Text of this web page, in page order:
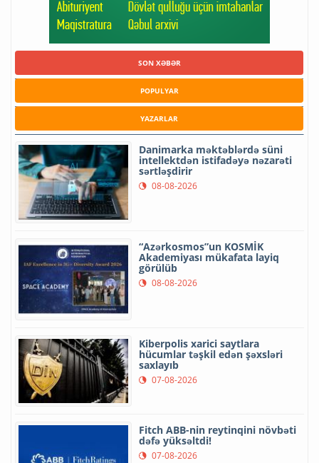
SON XƏBƏR
POPULYAR
YAZARLAR
Danimarka məktəblərdə süni
intellektdən istifadəyə nəzarəti
sərtləşdirir
08-08-2026
“Azərkosmos”un KOSMİK
Akademiyası mükafata layiq
görülüb
08-08-2026
Kiberpolis xarici saytlara
hücumlar təşkil edən şəxsləri
saxlayıb
07-08-2026
Fitch ABB-nin reytinqini növbəti
dəfə yüksəltdi!
07-08-2026